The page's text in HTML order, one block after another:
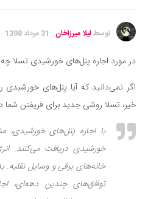
موفقیت و مهارت‌های فردی
بهداشت
بیماری و درمان
کودک و مادر
ورزش و تندرستی
روانشناسی
مراکز پزشکی و دارویی
توسطلیلا میرزاخان · 31 مرداد 1398 ·
در مورد اجاره پنل‌های خورشیدی تسلا
اگر نمی‌دانید که آیا پنل‌های خورشیدی
خیر، تسلا روشی جدید برای فریفتن شما
با اجاره پنل‌های خورشیدی،
خورشیدی دریافت می‌کنند.
خانه‌های برقی و وسایل
توافق‌های چندین دهه‌ای،